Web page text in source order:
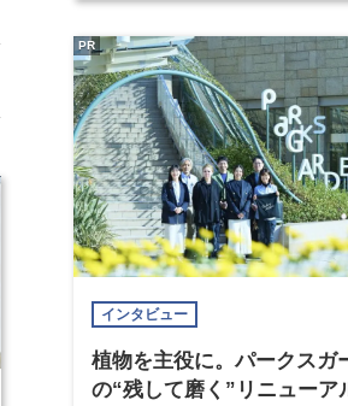
インタビュー
植物を主役に。パークスガ
の“残して磨く”リニューア
PR